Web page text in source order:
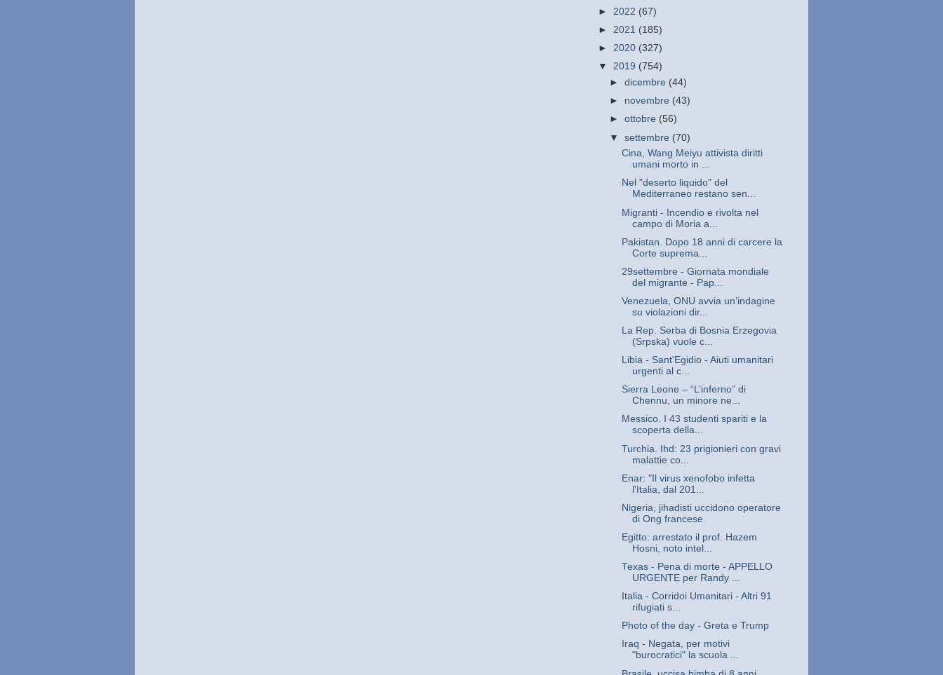
► 2022 (67)
► 2021 (185)
► 2020 (327)
▼ 2019 (754)
►dicembre (44)
► novembre (43)
►ottobre (56)
▼settembre (70)
Cina, Wang Meiyu attivista diritti
umani morto in ...
Nel "deserto liquido" del
Mediterraneo restano sen...
Migranti - Incendio e rivolta nel
campo di Moria a...
Pakistan. Dopo 18 anni di carcere la
Corte suprema...
29settembre - Giornata mondiale
del migrante - Pap...
Venezuela, ONU avvia un’indagine
su violazioni dir...
La Rep. Serba di Bosnia Erzegovia
(Srpska) vuole c...
Libia - Sant'Egidio - Aiuti umanitari
urgenti al c...
Sierra Leone – “L’inferno” di
Chennu, un minore ne...
Messico. I 43 studenti spariti e la
scoperta della...
Turchia. Ihd: 23 prigionieri con gravi
malattie co...
Enar: "Il virus xenofobo infetta
l'Italia, dal 201...
Nigeria, jihadisti uccidono operatore
di Ong francese
Egitto: arrestato il prof. Hazem
Hosni, noto intel...
Texas - Pena di morte - APPELLO
URGENTE per Randy ...
Italia - Corridoi Umanitari - Altri 91
rifugiati s...
Photo of the day - Greta e Trump
Iraq - Negata, per motivi
"burocratici" la scuola ...